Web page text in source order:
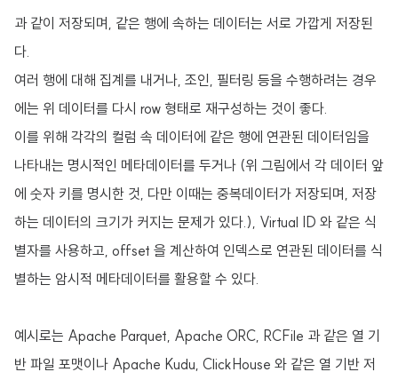
과 같이 저장되며, 같은 행에 속하는 데이터는 서로 가깝게 저장된
다.
여러 행에 대해 집계를 내거나, 조인, 필터링 등을 수행하려는 경우
에는 위 데이터를 다시 row 형태로 재구성하는 것이 좋다.
이를 위해 각각의 컬럼 속 데이터에 같은 행에 연관된 데이터임을
나타내는 명시적인 메타데이터를 두거나 (위 그림에서 각 데이터 앞
에 숫자 키를 명시한 것, 다만 이때는 중복데이터가 저장되며, 저장
하는 데이터의 크기가 커지는 문제가 있다.), Virtual ID 와 같은 식
별자를 사용하고, offset 을 계산하여 인덱스로 연관된 데이터를 식
별하는 암시적 메타데이터를 활용할 수 있다.
예시로는 Apache Parquet, Apache ORC, RCFile 과 같은 열 기
반 파일 포맷이나 Apache Kudu, ClickHouse 와 같은 열 기반 저